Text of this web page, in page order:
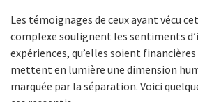
Les témoignages de ceux ayant vécu
complexe soulignent les sentiments
expériences, qu’elles soient
mettent en lumière une dimension
marquée par la séparation. Voici